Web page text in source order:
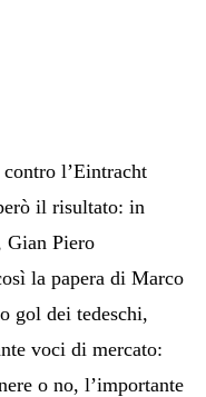
l’Eintracht
il risultato: in
Gian Piero
la papera di Marco
gol dei tedeschi,
voci di mercato:
o no, l’importante